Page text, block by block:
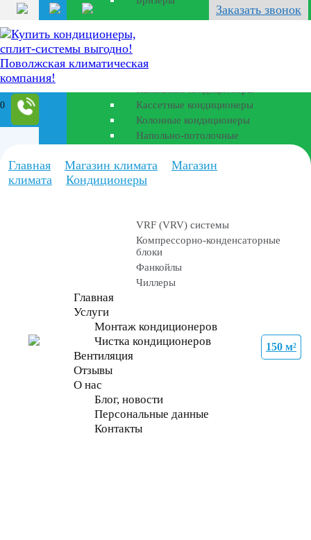
Перейти
содержанию
Заказать звонок
0
Полупромышленные
кондиционеры
Кассетные кондиционеры
Колонные кондиционеры
Напольно-потолочные
Промышленные
установки
VRF (VRV) системы
Компрессорно-конденсаторные
блоки
Фанкойлы
Чиллеры
Главная
Услуги
Монтаж кондиционеров
Чистка кондиционеров
Вентиляция
Отзывы
О нас
Блог, новости
Персональные данные
Контакты
Главная Магазин климата
Магазин
климата
Кондиционеры
27 м²
35 м²
27 м²
27 м²
70 м²
70 м²
70 м²
150 м²